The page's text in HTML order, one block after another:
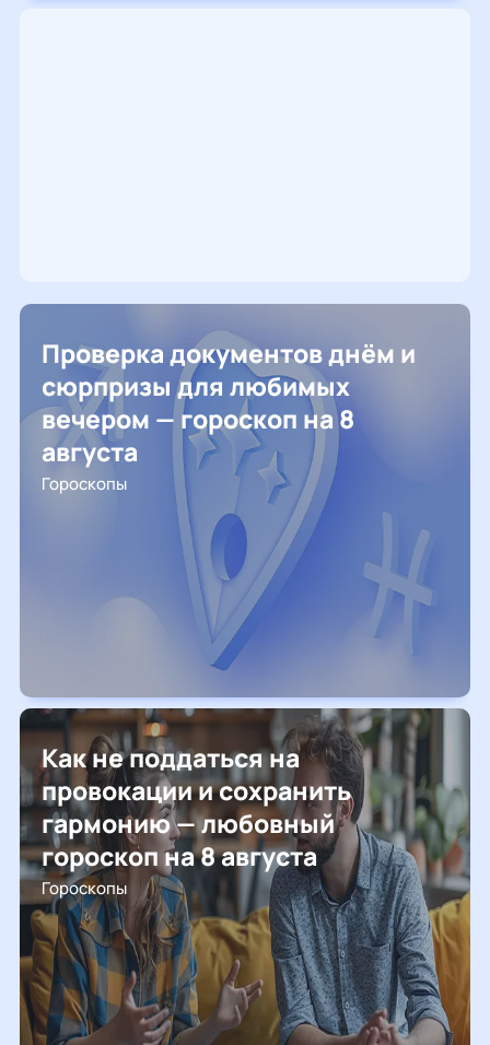
Проверка документов днём и
сюрпризы для любимых
вечером — гороскоп на 8
августа
Гороскопы
Как не поддаться на
провокации и сохранить
гармонию — любовный
гороскоп на 8 августа
Гороскопы